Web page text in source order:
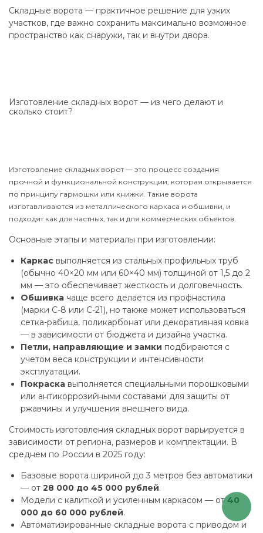
Складные ворота — практичное решение для узких
участков, где важно сохранить максимально возможное
пространство как снаружи, так и внутри двора.
Изготовление складных ворот — из чего делают и
сколько стоит?
Изготовление складных ворот — это процесс создания
прочной и функциональной конструкции, которая открывается
по принципу гармошки или книжки. Такие ворота
изготавливаются из металлического каркаса и обшивки, и
подходят как для частных, так и для коммерческих объектов.
Основные этапы и материалы при изготовлении:
Каркас выполняется из стальных профильных труб
(обычно 40×20 мм или 60×40 мм) толщиной от 1,5 до 2
мм — это обеспечивает жесткость и долговечность.
Обшивка чаще всего делается из профнастила
(марки С-8 или С-21), но также может использоваться
сетка-рабица, поликарбонат или декоративная ковка
— в зависимости от бюджета и дизайна участка.
Петли, направляющие и замки подбираются с
учетом веса конструкции и интенсивности
эксплуатации.
Покраска выполняется специальными порошковыми
или антикоррозийными составами для защиты от
ржавчины и улучшения внешнего вида.
Стоимость изготовления складных ворот варьируется в
зависимости от региона, размеров и комплектации. В
среднем по России в 2025 году:
Базовые ворота шириной до 3 метров без автоматики
— от 28 000 до 45 000 рублей.
Модели с калиткой и усиленным каркасом — от40
000 до 60 000 рублей.
Автоматизированные складные ворота с приводом и